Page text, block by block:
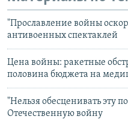
"Прославление войны
антивоенных спектаклей
Цена войны: ракетные
половина бюджета на
"Нельзя обесценивать эту
Отечественную войну